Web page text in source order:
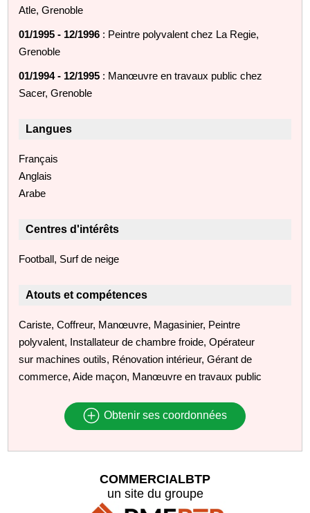
Atle, Grenoble
01/1995 - 12/1996 : Peintre polyvalent chez La Regie,
Grenoble
01/1994 - 12/1995 : Manœuvre en travaux public chez
Sacer, Grenoble
Langues
Français
Anglais
Arabe
Centres d'intérêts
Football, Surf de neige
Atouts et compétences
Cariste, Coffreur, Manœuvre, Magasinier, Peintre
polyvalent, Installateur de chambre froide, Opérateur
sur machines outils, Rénovation intérieur, Gérant de
commerce, Aide maçon, Manœuvre en travaux public
Obtenir ses coordonnées
COMMERCIALBTP
un site du groupe